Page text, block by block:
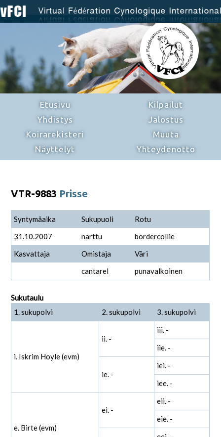
Etusivu
Yhdistys
Koirarekisteri
Näyttelyt
Kilpailut
Jalostus
Muuta
Yhteydenotto
VTR-9883 Prisse
Syntymäaika Sukupuoli
Rotu
31.10.2007
narttu
bordercollie
Kasvattaja
Omistaja
Väri
cantarel
punavalkoinen
Sukutaulu
1. sukupolvi
2. sukupolvi 3. sukupolvi
i. Iskrim Hoyle (evm)
ii. -
iii. -
iie. -
ie. -
iei. -
iee. -
e. Birte (evm)
ei. -
eii. -
eie. -